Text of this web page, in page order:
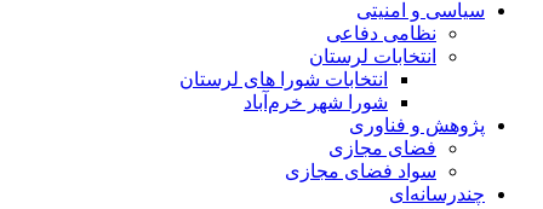
سیاسی و امنیتی
نظامی دفاعی
انتخابات لرستان
انتخابات شورا های لرستان
شورا شهر خرم‌آباد
پژوهش و فناوری
فضای مجازی
سواد فضای مجازی
چندرسانه‌ای